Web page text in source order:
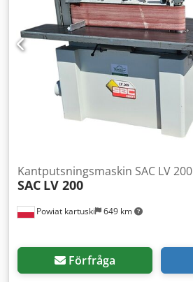
Powiat kartuski 649 km
Kantputsningsmaskin SAC LV 200
SAC LV 200
Förfråga